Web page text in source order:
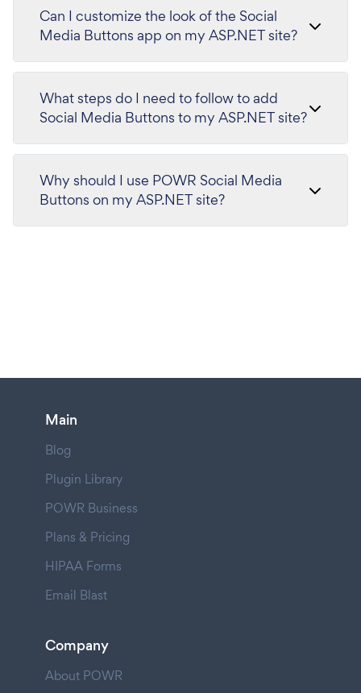
Can I customize the look of the Social
Media Buttons app on my ASP.NET site?
What steps do I need to follow to add
Social Media Buttons to my ASP.NET site?
Why should I use POWR Social Media
Buttons on my ASP.NET site?
Main
Blog
Plugin Library
POWR Business
Plans & Pricing
HIPAA Forms
Email Blast
Company
About POWR